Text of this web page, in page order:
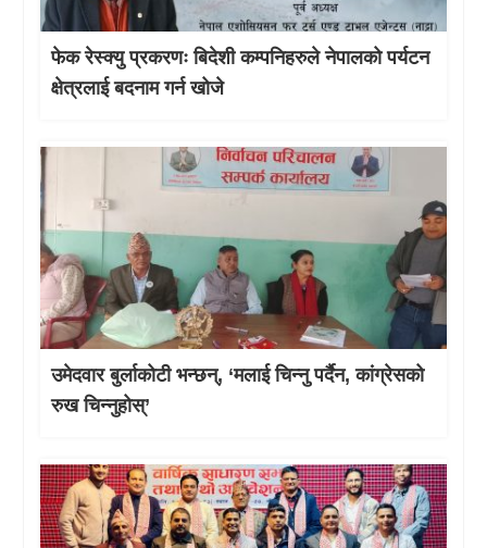
फेक रेस्क्यु प्रकरणः बिदेशी कम्पनिहरुले नेपालको पर्यटन
क्षेत्रलाई बदनाम गर्न खोजे
उमेदवार बुर्लाकोटी भन्छन्, ‘मलाई चिन्नु पर्दैन, कांग्रेसको
रुख चिन्नुहोस्’